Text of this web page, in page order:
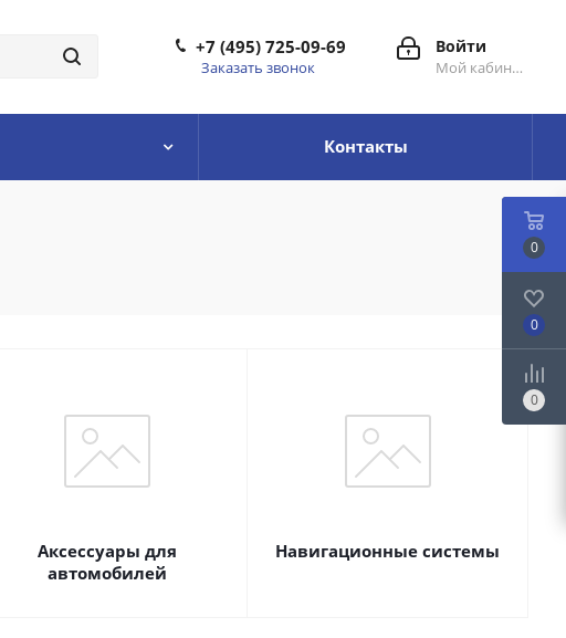
Войти
Мой кабинет
+7 (495) 725-09-69
Заказать звонок
Контакты
Аксессуары для
автомобилей
Навигационные системы
0
0
0